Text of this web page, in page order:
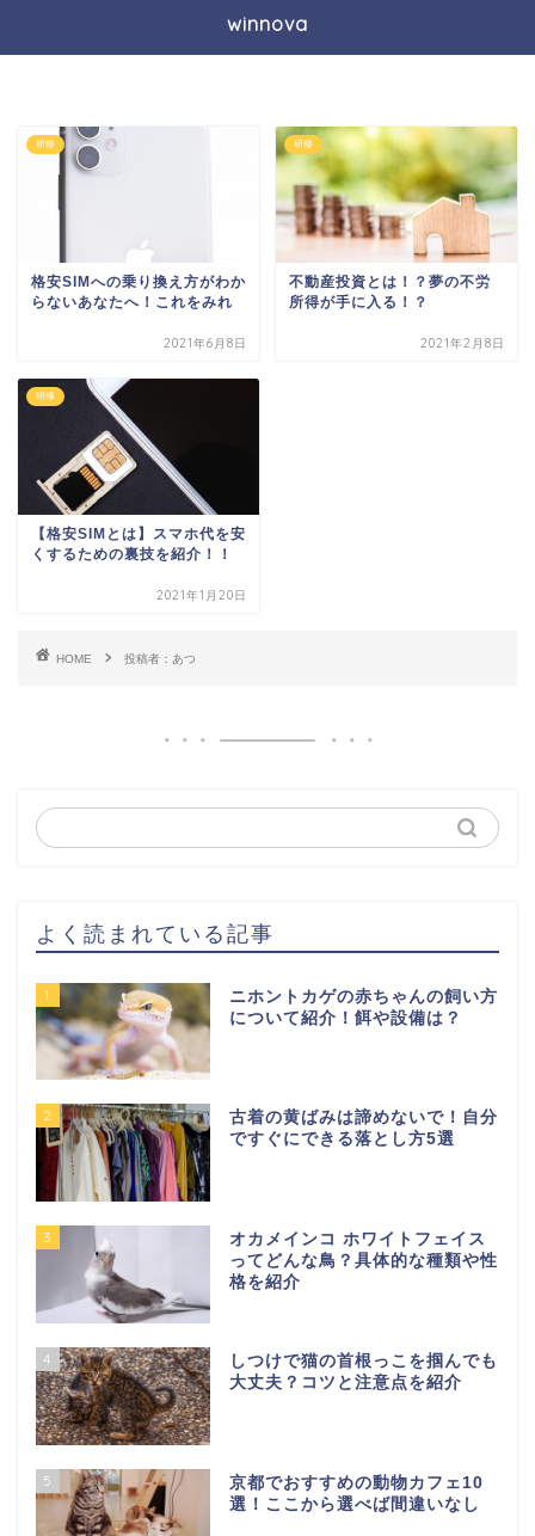
winnova
研修
格安SIMへの乗り換え方がわか
らないあなたへ！これをみれ
2021年6月8日
研修
不動産投資とは！？夢の不労
所得が手に入る！？
2021年2月8日
研修
【格安SIMとは】スマホ代を安
くするための裏技を紹介！！
2021年1月20日
HOME 投稿者：あつ
よく読まれている記事
1
ニホントカゲの赤ちゃんの飼い方
について紹介！餌や設備は？
2
古着の黄ばみは諦めないで！自分
ですぐにできる落とし方5選
3
オカメインコ ホワイトフェイス
ってどんな鳥？具体的な種類や性
格を紹介
4
しつけで猫の首根っこを掴んでも
大丈夫？コツと注意点を紹介
5
京都でおすすめの動物カフェ10
選！ここから選べば間違いなし